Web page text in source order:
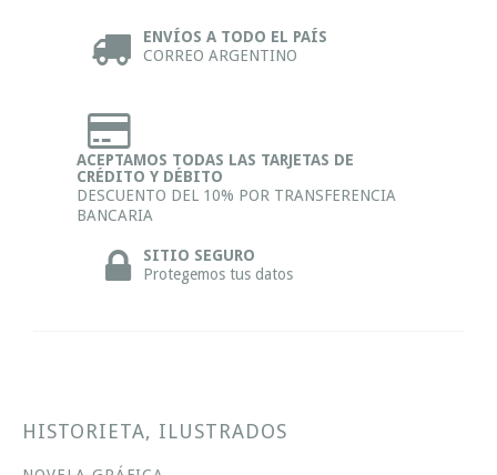
ENVÍOS A TODO EL PAÍS
CORREO ARGENTINO
ACEPTAMOS TODAS LAS TARJETAS DE
CRÉDITO Y DÉBITO
DESCUENTO DEL 10% POR TRANSFERENCIA
BANCARIA
SITIO SEGURO
Protegemos tus datos
HISTORIETA, ILUSTRADOS